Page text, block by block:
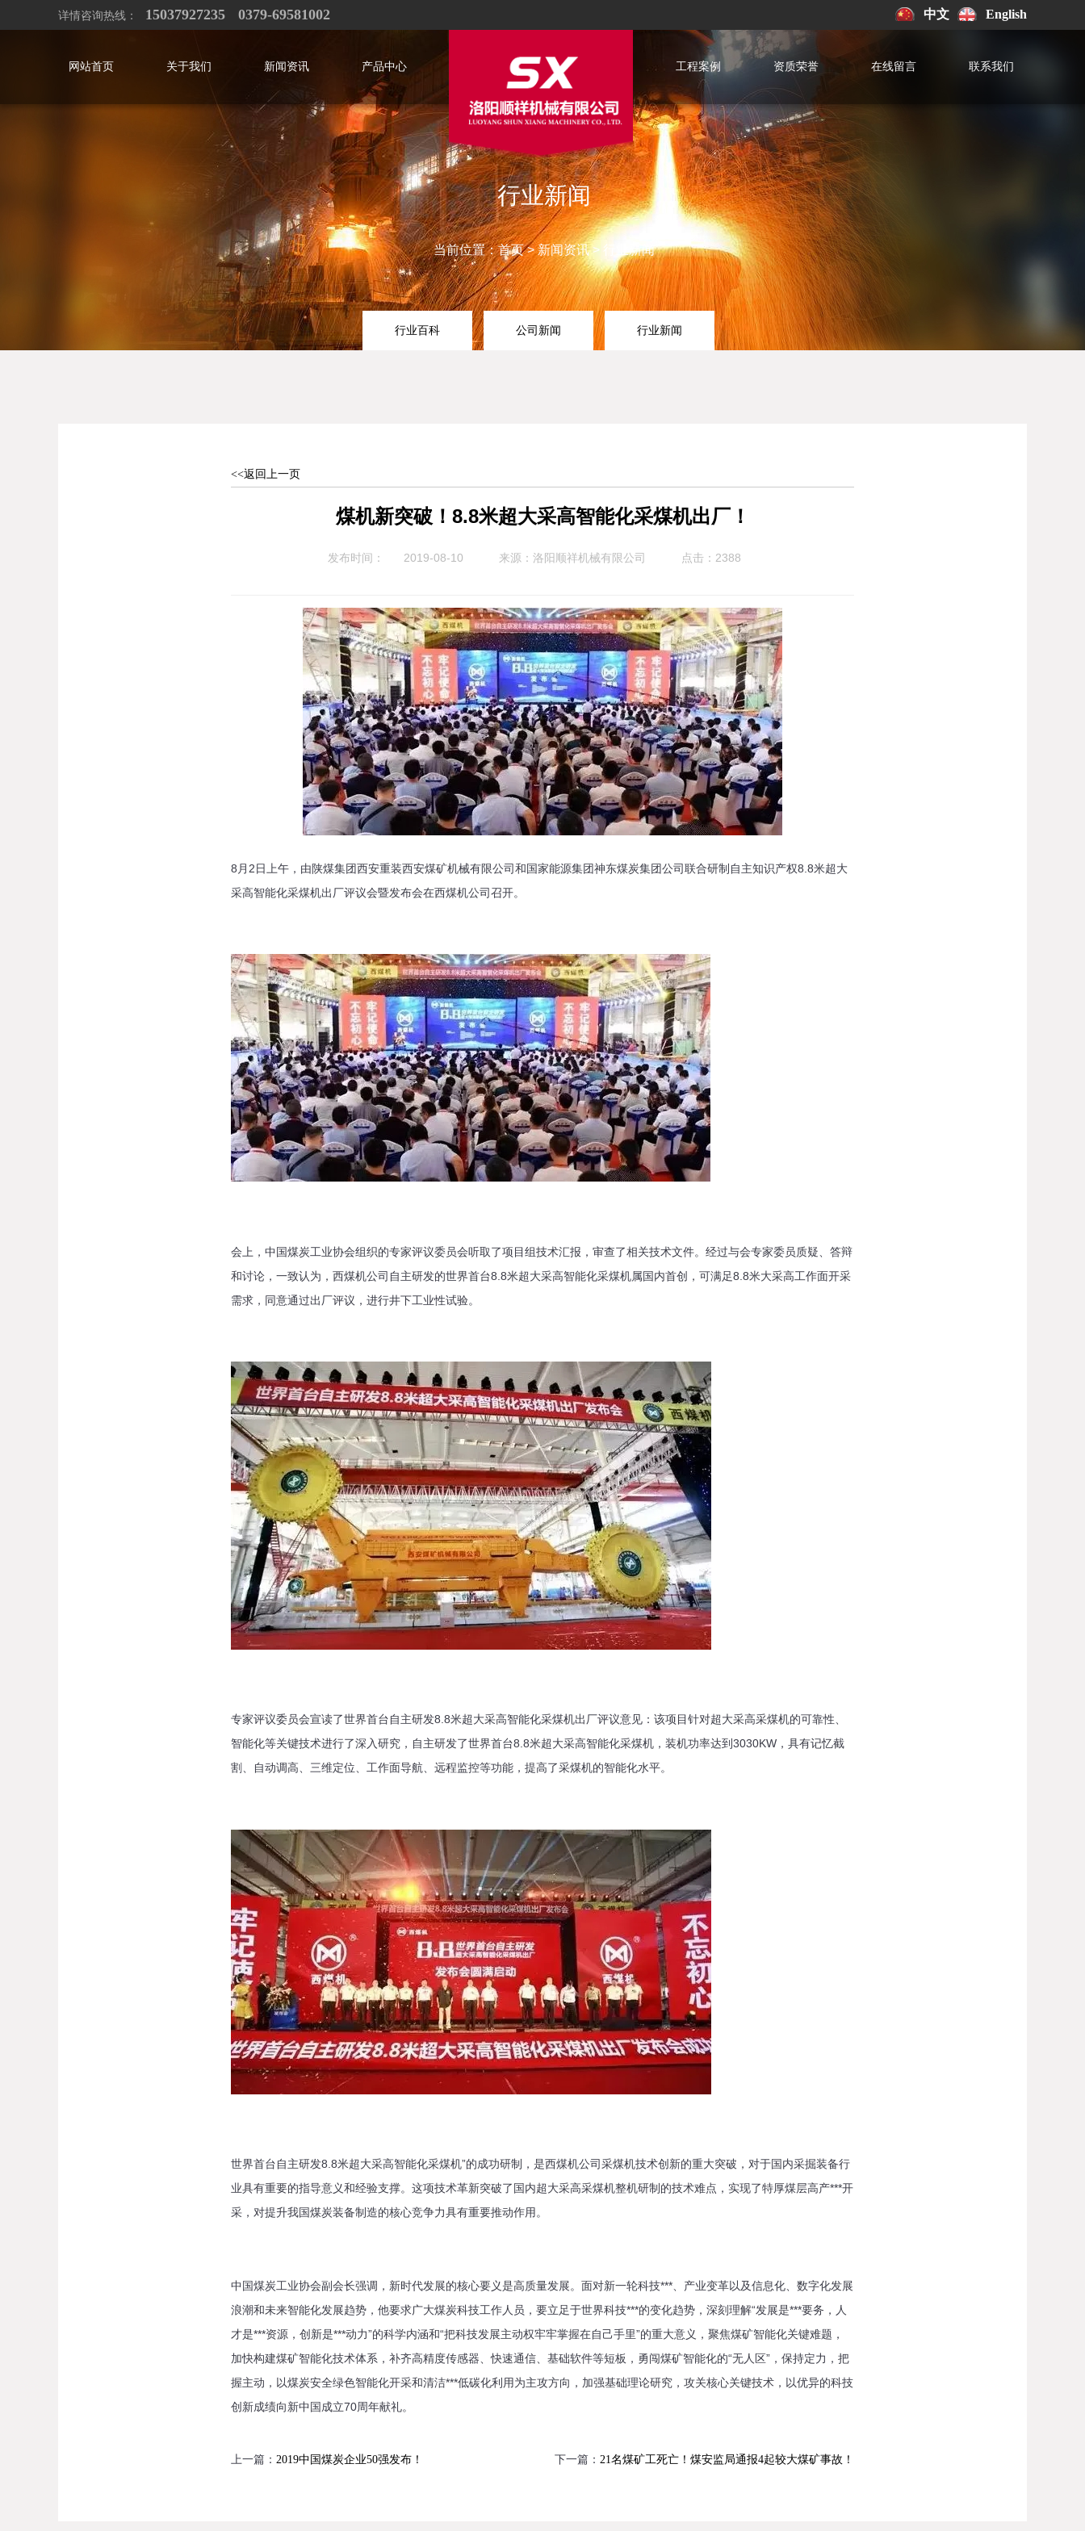
详情咨询热线： 15037927235 0379-69581002 中文 English
网站首页 关于我们 新闻资讯 产品中心 工程案例 资质荣誉 在线留言 联系我们
行业新闻
当前位置：首页>新闻资讯> 行业新闻
行业百科 公司新闻 行业新闻
<<返回上一页
煤机新突破！8.8米超大采高智能化采煤机出厂！
发布时间： 2019-08-10 来源：洛阳顺祥机械有限公司 点击：2388
8月2日上午，由陕煤集团西安重装西安煤矿机械有限公司和国家能源集团神东煤炭集团公司联合研制自主知识产权8.8米超大
采高智能化采煤机出厂评议会暨发布会在西煤机公司召开。
会上，中国煤炭工业协会组织的专家评议委员会听取了项目组技术汇报，审查了相关技术文件。经过与会专家委员质疑、答辩
和讨论，一致认为，西煤机公司自主研发的世界首台8.8米超大采高智能化采煤机属国内首创，可满足8.8米大采高工作面开采
需求，同意通过出厂评议，进行井下工业性试验。
专家评议委员会宣读了世界首台自主研发8.8米超大采高智能化采煤机出厂评议意见：该项目针对超大采高采煤机的可靠性、
智能化等关键技术进行了深入研究，自主研发了世界首台8.8米超大采高智能化采煤机，装机功率达到3030KW，具有记忆截
割、自动调高、三维定位、工作面导航、远程监控等功能，提高了采煤机的智能化水平。
世界首台自主研发8.8米超大采高智能化采煤机”的成功研制，是西煤机公司采煤机技术创新的重大突破，对于国内采掘装备行
业具有重要的指导意义和经验支撑。这项技术革新突破了国内超大采高采煤机整机研制的技术难点，实现了特厚煤层高产***开
采，对提升我国煤炭装备制造的核心竞争力具有重要推动作用。
中国煤炭工业协会副会长强调，新时代发展的核心要义是高质量发展。面对新一轮科技***、产业变革以及信息化、数字化发展
浪潮和未来智能化发展趋势，他要求广大煤炭科技工作人员，要立足于世界科技***的变化趋势，深刻理解“发展是***要务，人
才是***资源，创新是***动力”的科学内涵和“把科技发展主动权牢牢掌握在自己手里”的重大意义，聚焦煤矿智能化关键难题，
加快构建煤矿智能化技术体系，补齐高精度传感器、快速通信、基础软件等短板，勇闯煤矿智能化的“无人区”，保持定力，把
握主动，以煤炭安全绿色智能化开采和清洁***低碳化利用为主攻方向，加强基础理论研究，攻关核心关键技术，以优异的科技
创新成绩向新中国成立70周年献礼。
上一篇： 2019中国煤炭企业50强发布！ 下一篇： 21名煤矿工死亡！煤安监局通报4起较大煤矿事故！